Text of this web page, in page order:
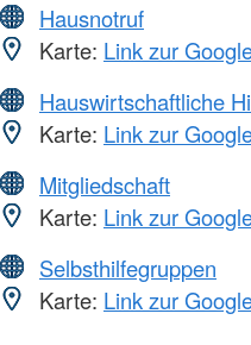
Hausnotruf
Karte: Link zur
Hauswirtschaftliche
Karte: Link zur
Mitgliedschaft
Karte: Link zur
Selbsthilfegruppen
Karte: Link zur